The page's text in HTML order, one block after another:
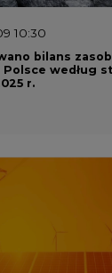
10:30
bilans
według
r.